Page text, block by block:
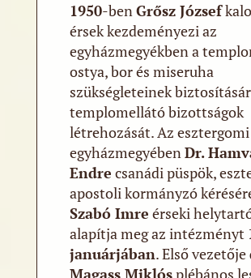
1950-benGrősz József
érsek kezdeményezi az
egyházmegyékben a
ostya, bor és miseruha
szükségleteinek
templomellátó bizottságok
létrehozását. Az esztergomi
egyházmegyébenDr.
Endre csanádi püspök,
apostoli kormányzó
Szabó Imre érseki
alapítja meg az intézményt
januárjában. Első vezetője
Magass Miklósplébános